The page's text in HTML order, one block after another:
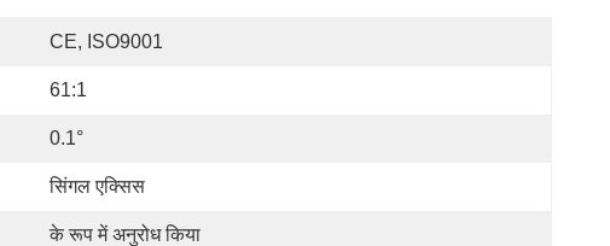
CE, ISO9001
61:1
0.1°
सिंगल एक्सिस
के रूप में अनुरोध किया